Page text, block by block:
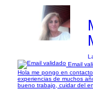
Email
Hola me pongo en
experiencias de muchos
bueno trabajo, cuidar del